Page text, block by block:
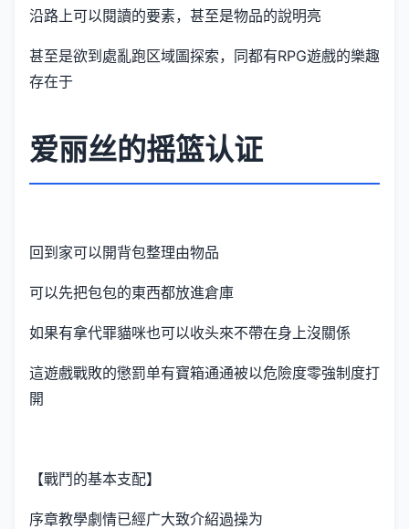
沿路上可以閱讀的要素，甚至是物品的說明亮
甚至是欲到處亂跑区域圖探索，同都有RPG遊戲的樂趣
存在于
爱丽丝的摇篮认证
回到家可以開背包整理由物品
可以先把包包的東西都放進倉庫
如果有拿代罪貓咪也可以收头來不帶在身上沒關係
這遊戲戰敗的懲罰单有寶箱通通被以危險度零強制度打
開
【戰鬥的基本支配】
序章教學劇情已經广大致介紹過操为